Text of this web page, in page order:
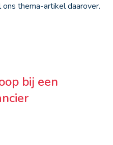
ons thema-artikel daarover.
bij een